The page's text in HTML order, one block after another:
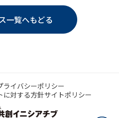
一覧へもどる
ライバシーポリシー
に対する方針サイトポリシー